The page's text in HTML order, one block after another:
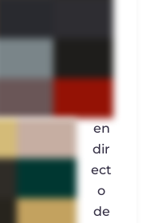
en
dir
ect
o
de